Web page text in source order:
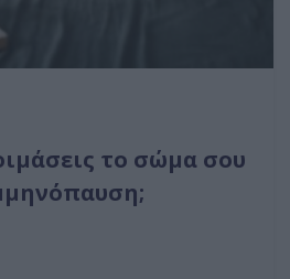
το σώμα σου